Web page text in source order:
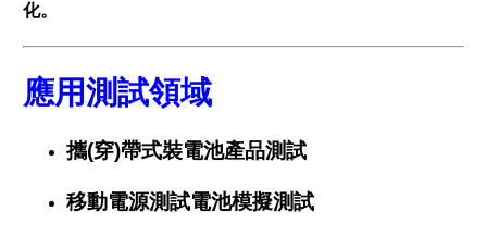
化。
應用測試領域
攜(穿)帶式裝電池產品測試
移動電源測試電池模擬測試